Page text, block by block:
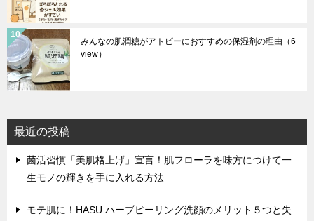
みんなの肌潤糖がアトピーにおすすめの保湿剤の理由 （6
view）
最近の投稿
菌活習慣「美肌格上げ」宣言！肌フローラを味方につけて一
生モノの輝きを手に入れる方法
モテ肌に！HASU ハーブピーリング洗顔のメリット５つと失